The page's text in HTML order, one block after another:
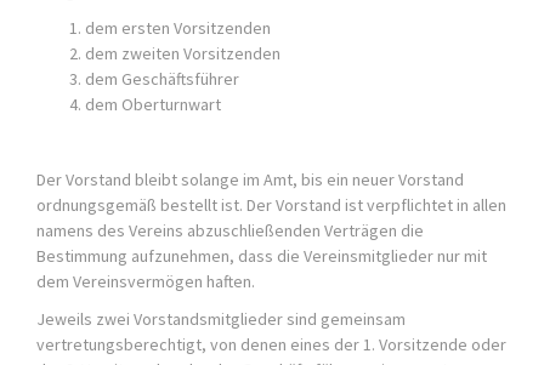
dem ersten Vorsitzenden
dem zweiten Vorsitzenden
dem Geschäftsführer
dem Oberturnwart
Der Vorstand bleibt solange im Amt, bis ein neuer Vorstand
ordnungsgemäß bestellt ist. Der Vorstand ist verpflichtet in allen
namens des Vereins abzuschließenden Verträgen die
Bestimmung aufzunehmen, dass die Vereinsmitglieder nur mit
dem Vereinsvermögen haften.
Jeweils zwei Vorstandsmitglieder sind gemeinsam
vertretungsberechtigt, von denen eines der 1. Vorsitzende oder